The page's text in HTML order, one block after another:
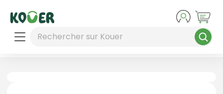
Rechercher sur Kouer